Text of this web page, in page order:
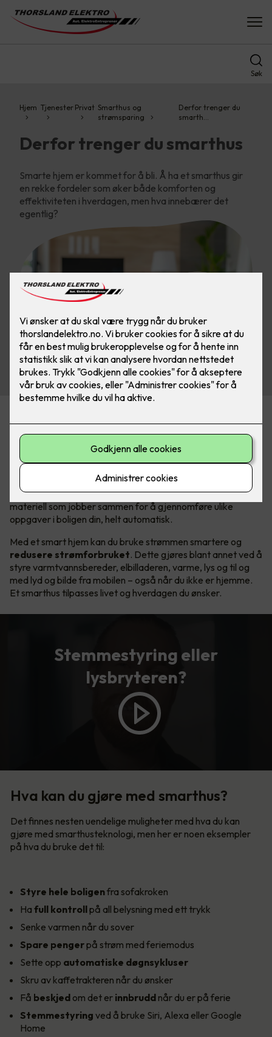
Søk
Hjem Tjenester Privat Smarthus og
strømsparing
Derfor trenger du
smarth…
Derfor trenger du smarthus
Smarte hjem er kommet for å bli. Å ha et smarthus gir
en rekke fordeler som øker både komforten og
effektiviteten i hverdagen, men hva innebærer det
egentlig?
Hva er egentlig et smarthus?
I vår hektiske hverdag søker vi stadig etter måter å gjøre
livet enklere, mer behagelig og mer tilpasset våre individuelle
behov. Det er her smarthusteknologi kommer inn.
Kort forklartbestår et smarthus av elektronikk og el-
materiell som jobber sammen for å gjennomføre ulike
oppgaver i boligen din, helt automatisk.
Med et smart hjem kan du bruke strømmen smartere og
redusere strømforbruket. Dette gjøres blant annet ved å
styre varmtvannsbereder, elbilladeren, varme, lys og til og
med lyd og bilde fra mobilen – også når du ikke er hjemme.
Et smarthus tilpasses livet og hverdagen du ønsker.
Stemmestyring eller
lysbryteren?
Hva kan du gjøre med smarthus?
Det finnes nesten uendelige muligheter med hva du kan
gjøre med smarthusteknologi, men her er noen eksempler
på hva du bruke det til:
Styre hele boligenfra sofakroken
Ha full kontrollpå all belysning med ett trykk
Senke varmen når du sover
Spare pengerpå strøm med feriemodus
Sette opp automatiske døgnsykluser
Skru av kaffetrakteren når du ønsker
Få beskjed om det er innbrudd når du er på ferie
Stemmestyring ved å bruke Siri, Alexa eller Google
Home